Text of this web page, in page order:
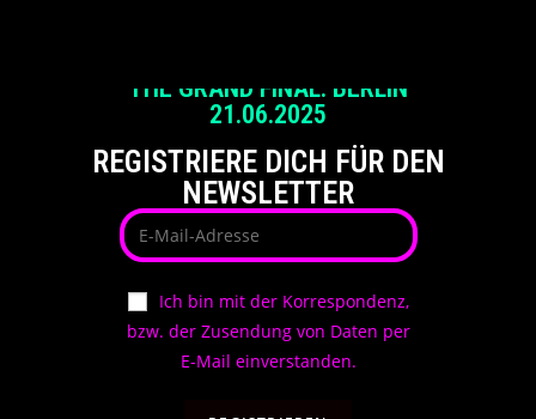
THE GRAND FINAL: BERLIN
21.06.2025
REGISTRIERE DICH FÜR DEN
NEWSLETTER
Ich bin mit der Korrespondenz,
bzw. der Zusendung von Daten per
E-Mail einverstanden.